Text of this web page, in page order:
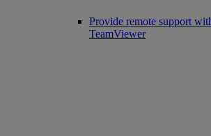
Provide remote support
TeamViewer